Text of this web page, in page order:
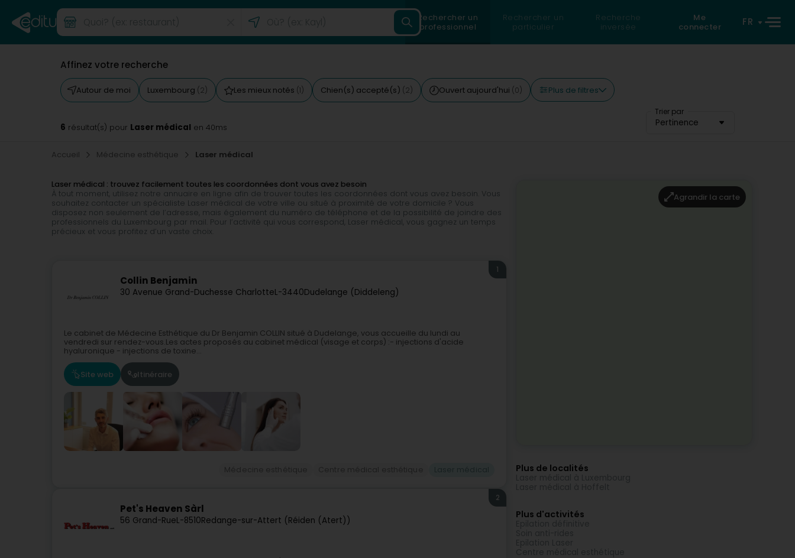
Rechercher un
professionnel
Rechercher un
particulier
Recherche
inversée
Me
connecter
FR
Affinez votre recherche
Autour de moi Luxembourg (2) Les mieux notés (1) Chien(s) accepté(s) (2) Ouvert aujourd'hui (0) Plus de filtres
Trier par
Pertinence
6 résultat(s) pour Laser médical en 40ms
Accueil Médecine esthétique Laser médical
Laser médical : trouvez facilement toutes les coordonnées dont vous avez besoin
À tout moment, utilisez notre annuaire en ligne afin de trouver toutes les coordonnées dont vous avez besoin. Vous
souhaitez contacter un spécialiste Laser médical de votre ville ou situé à proximité de votre domicile ? Vous
disposez non seulement de l’adresse, mais également du numéro de téléphone et de la possibilité de joindre des
professionnels du Luxembourg par mail. Pour l’activité qui vous correspond, Laser médical, vous gagnez un temps
précieux et vous profitez d’un vaste choix.
Collin Benjamin
30 Avenue Grand-Duchesse CharlotteL-3440Dudelange (Diddeleng)
1
Le cabinet de Médecine Esthétique du Dr Benjamin COLLIN situé à Dudelange, vous accueille du lundi au
vendredi sur rendez-vous.Les actes proposés au cabinet médical (visage et corps) :- injections d'acide
hyaluronique - injections de toxine...
Site web Itinéraire
Pet's Heaven Sàrl
56 Grand-RueL-8510Redange-sur-Attert (Réiden (Atert))
2
Agrandir la carte
Plus de localités
Plus d'activités